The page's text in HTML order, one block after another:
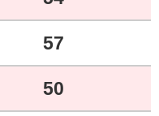
57
50